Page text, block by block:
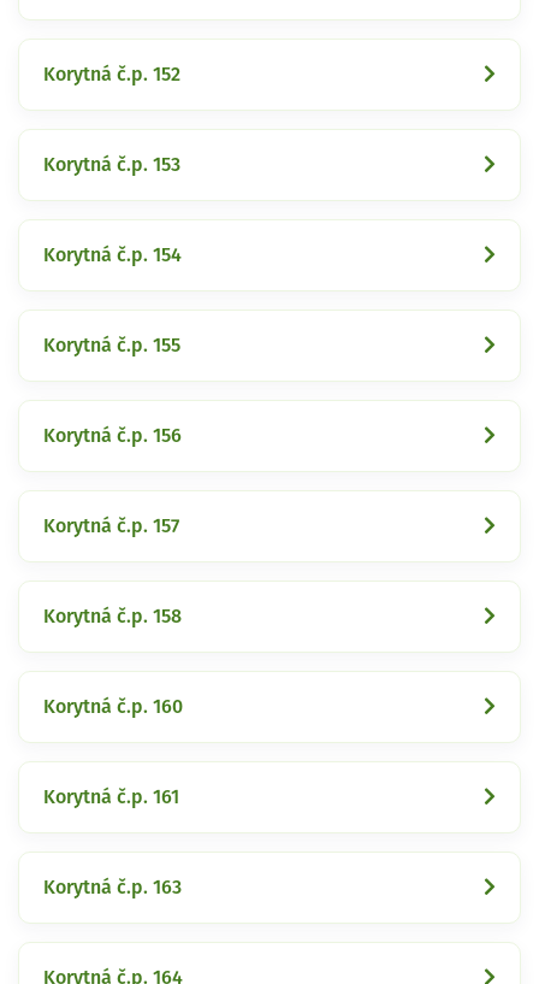
Korytná č.p. 152
Korytná č.p. 153
Korytná č.p. 154
Korytná č.p. 155
Korytná č.p. 156
Korytná č.p. 157
Korytná č.p. 158
Korytná č.p. 160
Korytná č.p. 161
Korytná č.p. 163
Korytná č.p. 164